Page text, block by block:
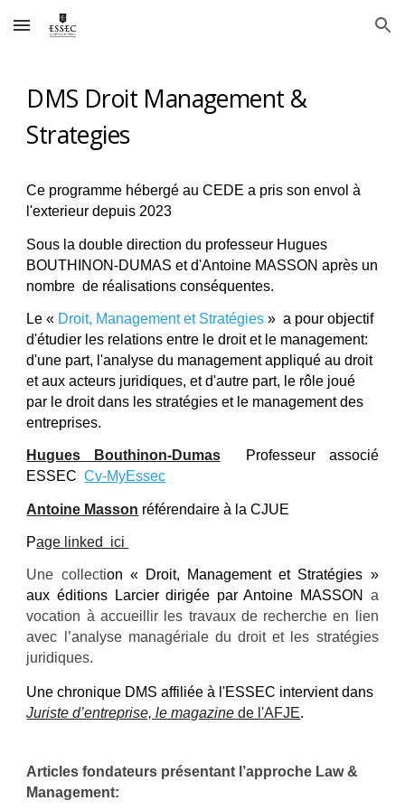
Skip to main content Skip to navigation
DMS Droit Management &
Strategies
Ce programme hébergé au CEDE a pris son envol à
l'exterieur depuis 2023
Sous la double directiondu professeur Hugues
BOUTHINON-DUMAS et d'Antoine MASSON après un
nombre de réalisations conséquentes.
Le« Droit, Management et Stratégies » a pour objectif
d'étudier les relations entre le droit et le management:
d'une part, l'analyse du management appliqué au droit
et aux acteurs juridiques, et d'autre part, le rôle joué
par le droit dans les stratégies et le management des
entreprises.
Hugues Bouthinon-Dumas
Professeur associé
ESSEC Cv-MyEssec
Antoine Masson référendaire à la CJUE
Page linked ici
Une collection « Droit, Management et Stratégies »
aux éditions Larcier dirigée par Antoine MASSON a
vocation à accueillir les travaux de recherche en lien
avec l’analyse managériale du droit et les stratégies
juridiques.
Une chronique DMS affiliée à l'ESSEC intervientdans
Juriste d’entreprise, le magazine de l'AFJE.
Articles fondateurs présentant l’approche Law &
Management: